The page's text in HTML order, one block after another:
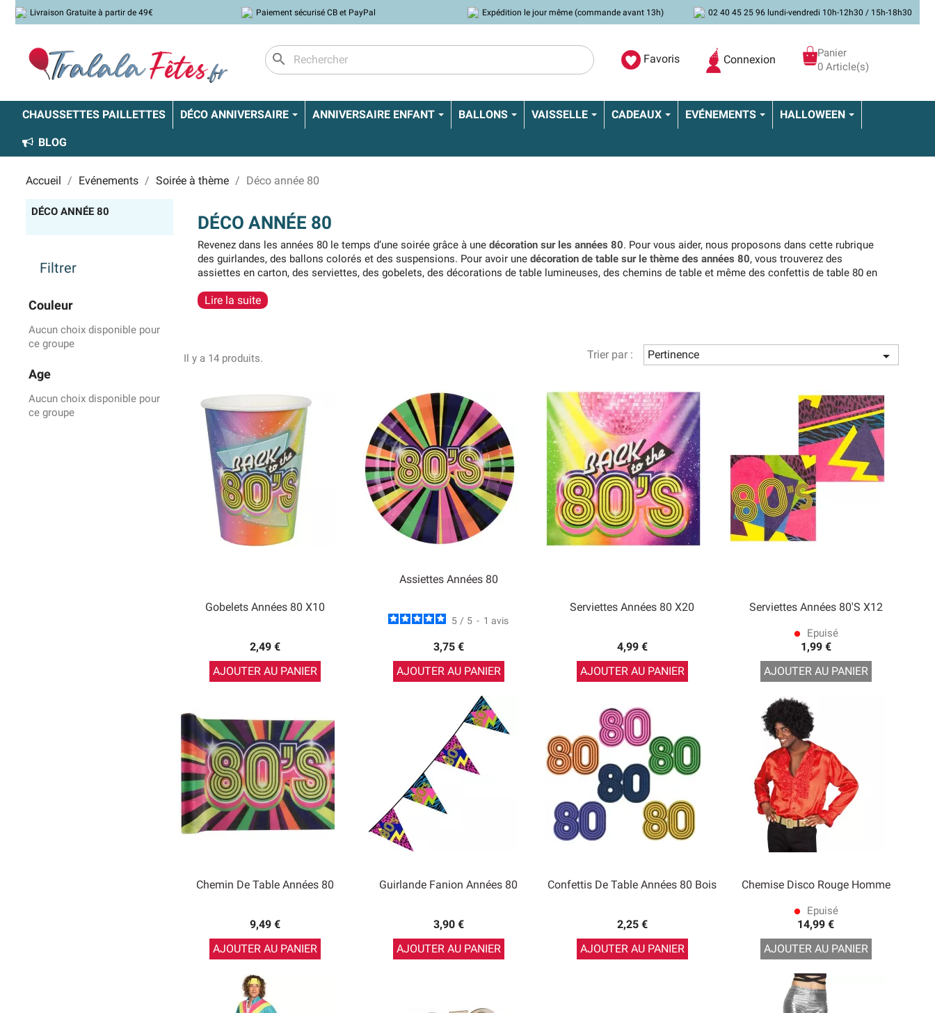
Livraison Gratuite à partir de 49€ Paiement sécurisé CB et PayPal Expédition le jour même (commande avant 13h) 02 40 45 25 96 lundi-vendredi 10h-12h30 / 15h-18h30
search Favoris Connexion
Panier
0 Article(s)
CHAUSSETTES PAILLETTES DÉCO ANNIVERSAIRE ANNIVERSAIRE ENFANT BALLONS VAISSELLE CADEAUX EVÉNEMENTS HALLOWEEN
BLOG
Accueil Evénements Soirée à thème Déco année 80
DÉCO ANNÉE 80
Filtrer
Couleur
Aucun choix disponible pour
ce groupe
Age
Aucun choix disponible pour
ce groupe
DÉCO ANNÉE 80
Revenez dans les années 80 le temps d’une soirée grâce à une décoration sur les années 80. Pour vous aider, nous proposons dans cette rubrique
des guirlandes, des ballons colorés et des suspensions. Pour avoir une décoration de table sur le thème des années 80, vous trouverez des
assiettes en carton, des serviettes, des gobelets, des décorations de table lumineuses, des chemins de table et même des confettis de table 80 en
Lire la suite
Il y a 14 produits. Trier par : Pertinence 
Gobelets Années 80 X10
2,49 €
AJOUTER AU PANIER
Assiettes Années 80
5 / 5 - 1 avis
3,75 €
AJOUTER AU PANIER
Serviettes Années 80 X20
4,99 €
AJOUTER AU PANIER
Serviettes Années 80's X12
lens Epuisé
1,99 €
AJOUTER AU PANIER
Chemin De Table Années 80
9,49 €
AJOUTER AU PANIER
Guirlande Fanion Années 80
3,90 €
AJOUTER AU PANIER
Confettis De Table Années 80 Bois
2,25 €
AJOUTER AU PANIER
Chemise Disco Rouge Homme
lens Epuisé
14,99 €
AJOUTER AU PANIER